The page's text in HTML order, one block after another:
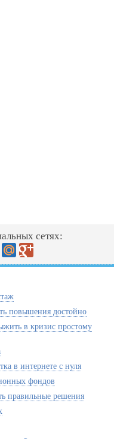
сетях:
повышения достойно
в кризис простому
в интернете с нуля
фондов
правильные решения